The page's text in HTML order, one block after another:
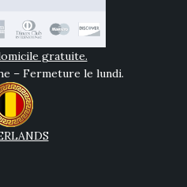
gratuite.
– Fermeture le lundi.